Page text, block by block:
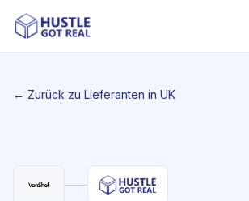
← Zurück zu Lieferanten in UK